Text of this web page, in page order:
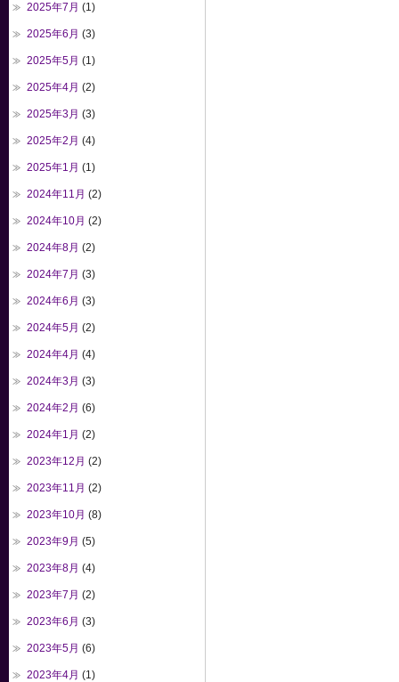
2025年7月 (1)
2025年6月 (3)
2025年5月 (1)
2025年4月 (2)
2025年3月 (3)
2025年2月 (4)
2025年1月 (1)
2024年11月 (2)
2024年10月 (2)
2024年8月 (2)
2024年7月 (3)
2024年6月 (3)
2024年5月 (2)
2024年4月 (4)
2024年3月 (3)
2024年2月 (6)
2024年1月 (2)
2023年12月 (2)
2023年11月 (2)
2023年10月 (8)
2023年9月 (5)
2023年8月 (4)
2023年7月 (2)
2023年6月 (3)
2023年5月 (6)
2023年4月 (1)